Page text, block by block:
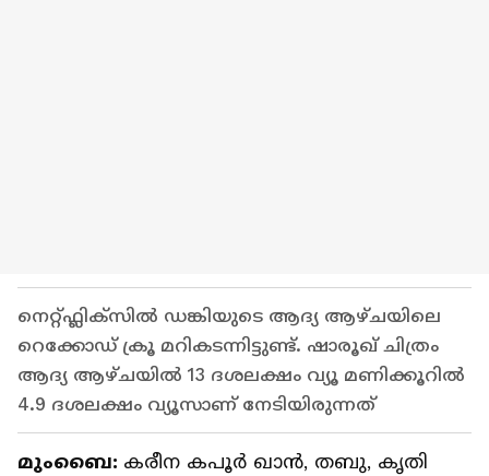
നെറ്റ്ഫ്ലിക്സില്‍ ഡങ്കിയുടെ ആദ്യ ആഴ്ചയിലെ
റെക്കോഡ് ക്രൂ മറികടന്നിട്ടുണ്ട്. ഷാരൂഖ് ചിത്രം
ആദ്യ ആഴ്ചയിൽ 13 ദശലക്ഷം വ്യൂ മണിക്കൂറിൽ
4.9 ദശലക്ഷം വ്യൂസാണ് നേടിയിരുന്നത്
മുംബൈ: കരീന കപൂർ ഖാൻ, തബു, കൃതി